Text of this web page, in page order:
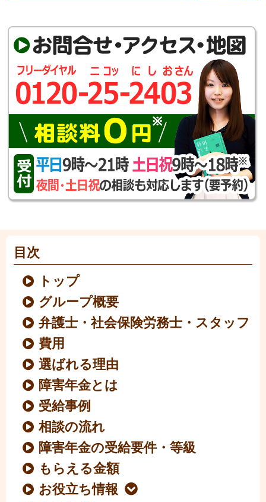
目次
トップ
グループ概要
弁護士・社会保険労務士・スタッフ
費用
選ばれる理由
障害年金とは
受給事例
相談の流れ
障害年金の受給要件・等級
もらえる金額
お役立ち情報